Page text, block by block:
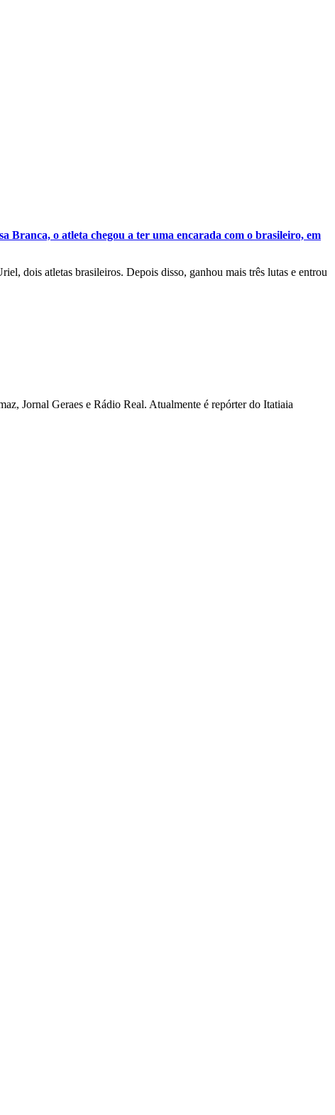
Branca, o atleta chegou a ter uma encarada com o brasileiro, em
dois atletas brasileiros. Depois disso, ganhou mais três lutas e entrou
Jornal Geraes e Rádio Real. Atualmente é repórter do Itatiaia